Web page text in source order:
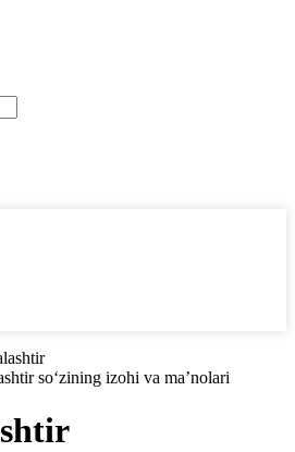
so‘zining izohi va ma’nolari